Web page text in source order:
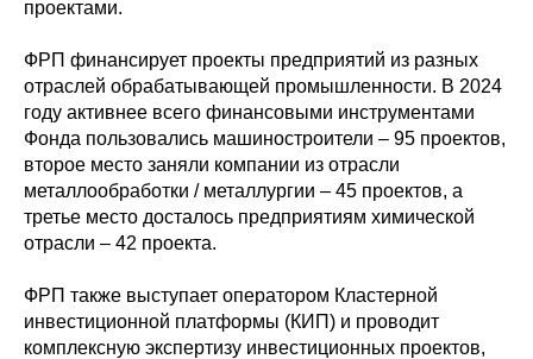
проектами.
ФРП финансирует проекты предприятий из разных
отраслей обрабатывающей промышленности. В 2024
году активнее всего финансовыми инструментами
Фонда пользовались машиностроители – 95 проектов,
второе место заняли компании из отрасли
металлообработки / металлургии – 45 проектов, а
третье место досталось предприятиям химической
отрасли – 42 проекта.
ФРП также выступает оператором Кластерной
инвестиционной платформы (КИП) и проводит
комплексную экспертизу инвестиционных проектов,